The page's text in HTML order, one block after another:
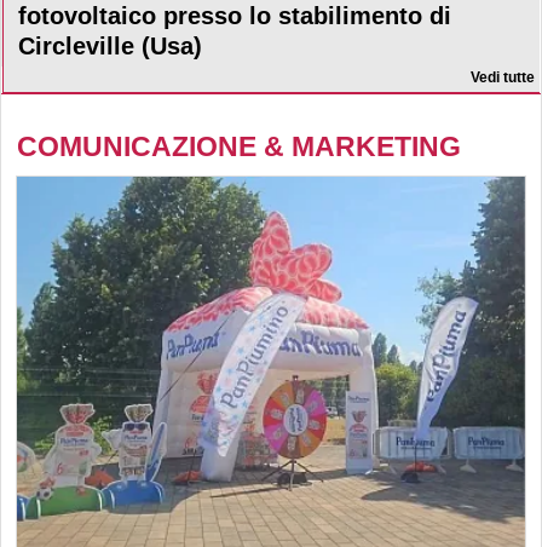
fotovoltaico presso lo stabilimento di
Circleville (Usa)
Vedi tutte
COMUNICAZIONE & MARKETING